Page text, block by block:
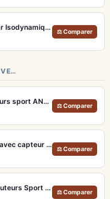
Meze Empyrean II – Casque Planar Isodynamique Ouvert Rinaro MZ3 (Artisanal)
⚖ Comparer
Beats Powerbeats Pro 2 – Écouteurs sport ANC et Suivi Cardio
⚖ Comparer
Soundcore Liberty 4 – Écouteurs avec capteur de fréquence cardiaque et LDAC
⚖ Comparer
JLab Epic Sport ANC 3 Noir – Écouteurs Sport ANC IP66 Double Driver
⚖ Comparer